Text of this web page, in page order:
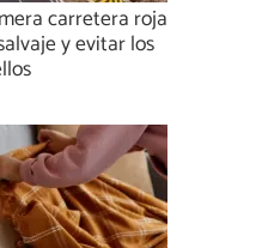
carretera roja
y evitar los